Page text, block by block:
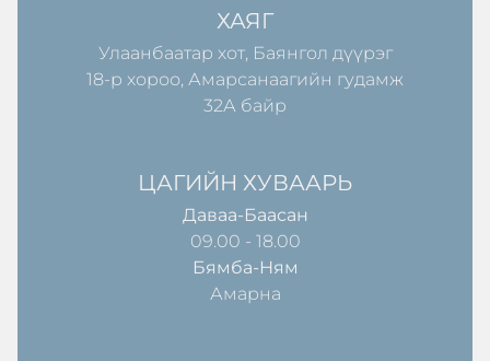
ХАЯГ
Улаанбаатар хот, Баянгол дүүрэг
18-р хороо, Амарсанаагийн гудамж
32А байр
ЦАГИЙН ХУВААРЬ
Даваа-Баасан
09.00 - 18.00
Бямба-Ням
Амарна